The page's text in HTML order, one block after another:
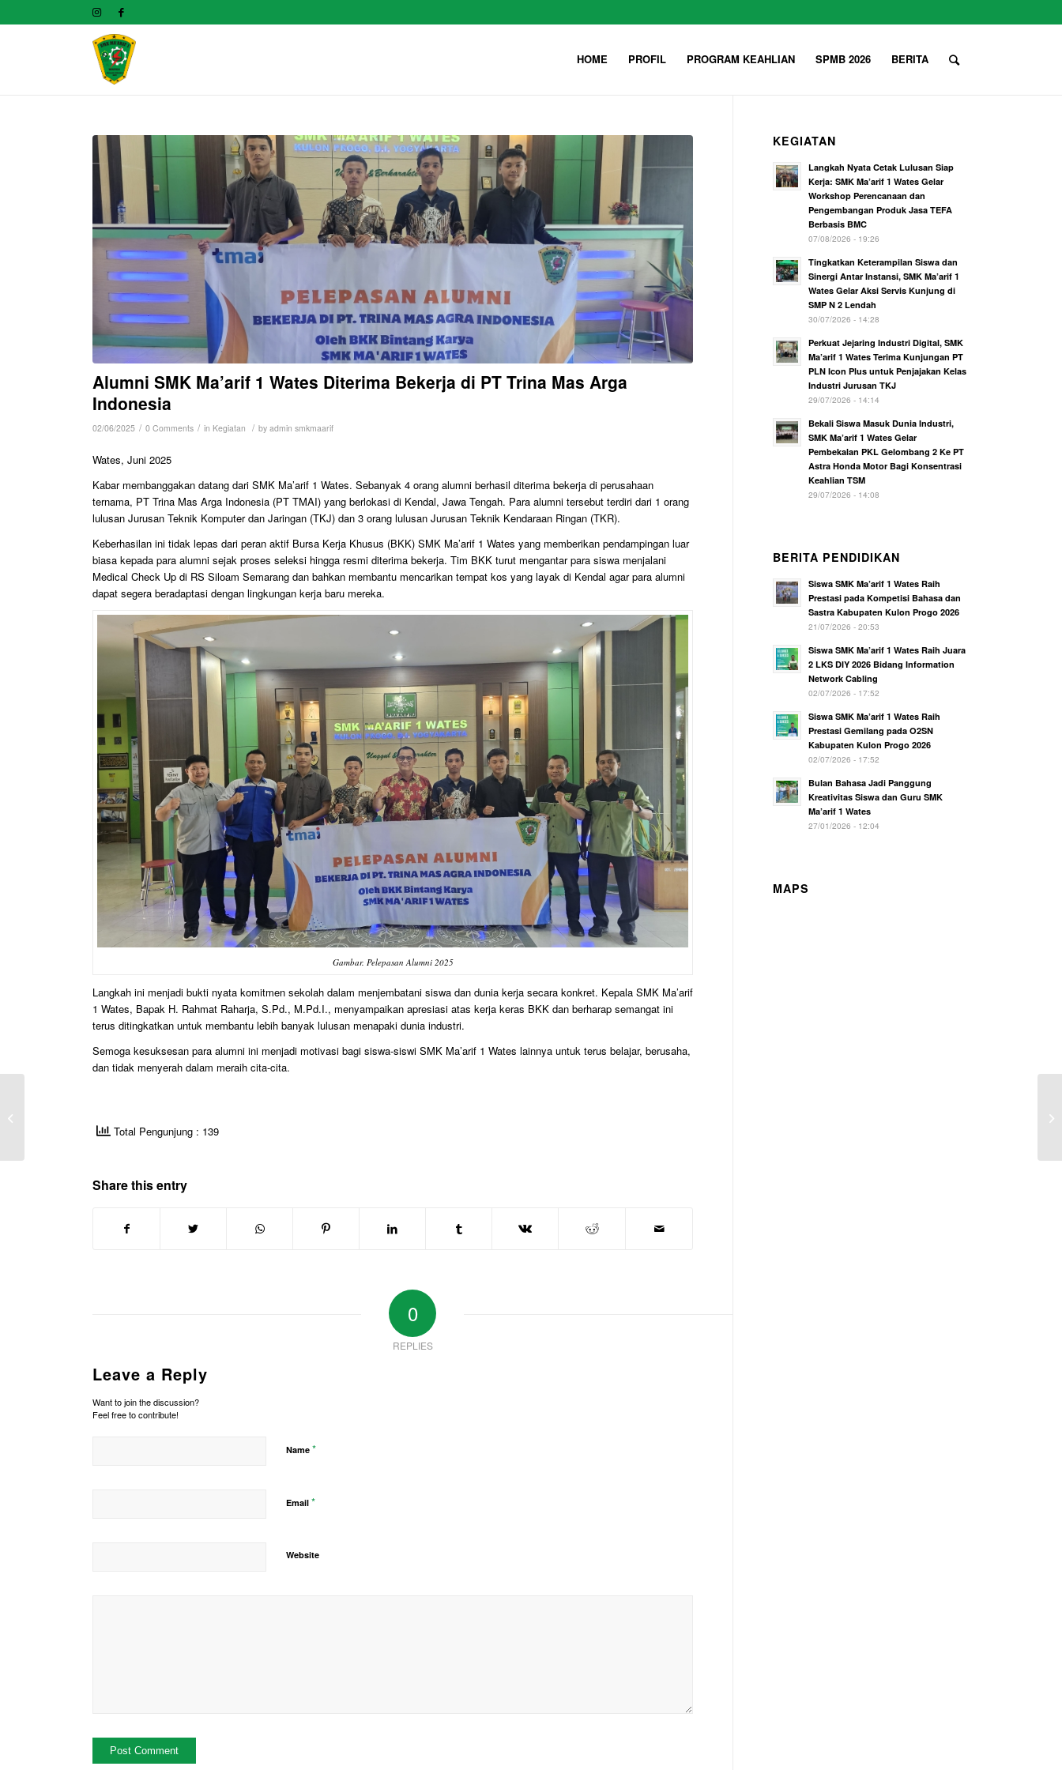
HOME PROFIL PROGRAM KEAHLIAN SPMB 2026 BERITA
Alumni SMK Ma’arif 1 Wates Diterima Bekerja di PT Trina Mas Arga
Indonesia
02/06/2025 / 0 Comments / in Kegiatan / by admin smkmaarif
Wates, Juni 2025
Kabar membanggakan datang dari SMK Ma’arif 1 Wates. Sebanyak 4 orang alumni berhasil diterima bekerja di perusahaan
ternama, PT Trina Mas Arga Indonesia (PT TMAI) yang berlokasi di Kendal, Jawa Tengah. Para alumni tersebut terdiri dari 1 orang
lulusan Jurusan Teknik Komputer dan Jaringan (TKJ) dan 3 orang lulusan Jurusan Teknik Kendaraan Ringan (TKR).
Keberhasilan ini tidak lepas dari peran aktif Bursa Kerja Khusus (BKK) SMK Ma’arif 1 Wates yang memberikan pendampingan luar
biasa kepada para alumni sejak proses seleksi hingga resmi diterima bekerja. Tim BKK turut mengantar para siswa menjalani
Medical Check Up di RS Siloam Semarang dan bahkan membantu mencarikan tempat kos yang layak di Kendal agar para alumni
dapat segera beradaptasi dengan lingkungan kerja baru mereka.
Gambar. Pelepasan Alumni 2025
Langkah ini menjadi bukti nyata komitmen sekolah dalam menjembatani siswa dan dunia kerja secara konkret. Kepala SMK Ma’arif
1 Wates, Bapak H. Rahmat Raharja, S.Pd., M.Pd.I., menyampaikan apresiasi atas kerja keras BKK dan berharap semangat ini
terus ditingkatkan untuk membantu lebih banyak lulusan menapaki dunia industri.
Semoga kesuksesan para alumni ini menjadi motivasi bagi siswa-siswi SMK Ma’arif 1 Wates lainnya untuk terus belajar, berusaha,
dan tidak menyerah dalam meraih cita-cita.
Total Pengunjung : 139
Share this entry
0
REPLIES
Leave a Reply
Want to join the discussion?
Feel free to contribute!
Name *
Email *
Website
KEGIATAN
Langkah Nyata Cetak Lulusan Siap
Kerja: SMK Ma’arif 1 Wates Gelar
Workshop Perencanaan dan
Pengembangan Produk Jasa TEFA
Berbasis BMC
07/08/2026 - 19:26
Tingkatkan Keterampilan Siswa dan
Sinergi Antar Instansi, SMK Ma’arif 1
Wates Gelar Aksi Servis Kunjung di
SMP N 2 Lendah
30/07/2026 - 14:28
Perkuat Jejaring Industri Digital, SMK
Ma’arif 1 Wates Terima Kunjungan PT
PLN Icon Plus untuk Penjajakan Kelas
Industri Jurusan TKJ
29/07/2026 - 14:14
Bekali Siswa Masuk Dunia Industri,
SMK Ma’arif 1 Wates Gelar
Pembekalan PKL Gelombang 2 Ke PT
Astra Honda Motor Bagi Konsentrasi
Keahlian TSM
29/07/2026 - 14:08
BERITA PENDIDIKAN
Siswa SMK Ma’arif 1 Wates Raih
Prestasi pada Kompetisi Bahasa dan
Sastra Kabupaten Kulon Progo 2026
21/07/2026 - 20:53
Siswa SMK Ma’arif 1 Wates Raih Juara
2 LKS DIY 2026 Bidang Information
Network Cabling
02/07/2026 - 17:52
Siswa SMK Ma’arif 1 Wates Raih
Prestasi Gemilang pada O2SN
Kabupaten Kulon Progo 2026
02/07/2026 - 17:52
Bulan Bahasa Jadi Panggung
Kreativitas Siswa dan Guru SMK
Ma’arif 1 Wates
27/01/2026 - 12:04
MAPS
Peringatan Hari Lahir